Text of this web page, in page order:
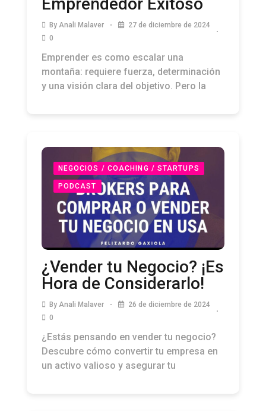
Emprendedor Exitoso
By
Emprender es como escalar una
montaña: requiere fuerza, determinación
NEGOCIOS / COACHING / STARTUPS
PODCAST
¿Vender tu Negocio? ¡Es
Hora de Considerarlo!
By
¿Estás pensando en vender tu negocio?
Descubre cómo convertir tu empresa en